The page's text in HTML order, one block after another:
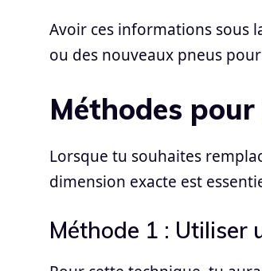
Avoir ces informations sous
ou des nouveaux pneus
Méthodes
Lorsque tu souhaites
dimension exacte est
Méthode 1 : Utiliser